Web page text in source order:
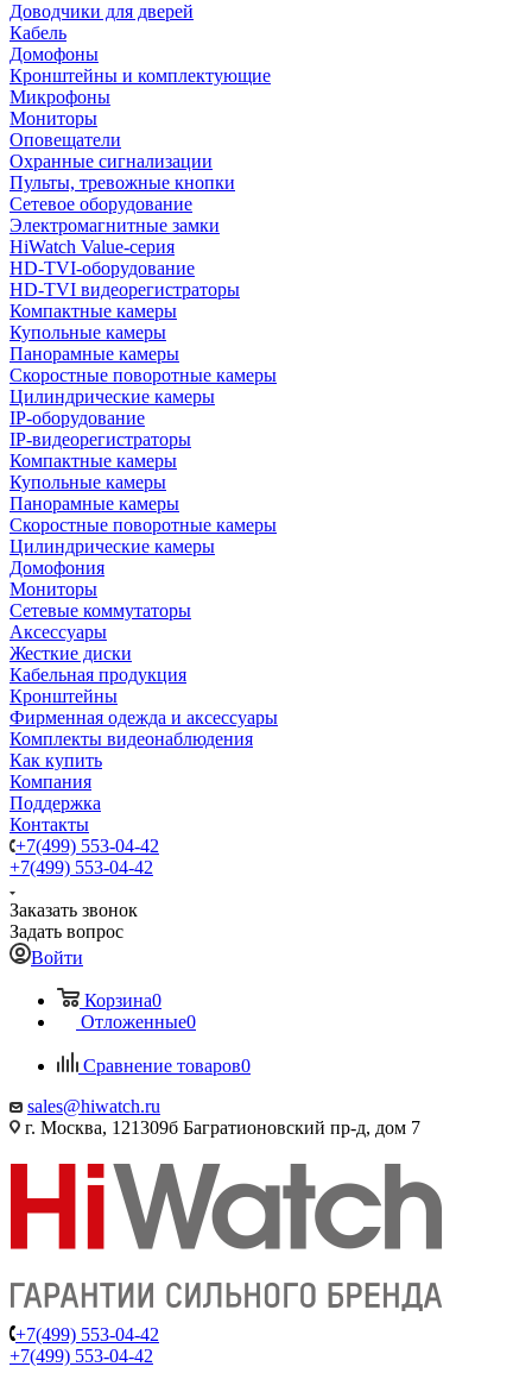
Доводчики для дверей
Кабель
Домофоны
Кронштейны и комплектующие
Микрофоны
Мониторы
Оповещатели
Охранные сигнализации
Пульты, тревожные кнопки
Сетевое оборудование
Электромагнитные замки
HiWatch Value-серия
HD-TVI-оборудование
HD-TVI видеорегистраторы
Компактные камеры
Купольные камеры
Панорамные камеры
Скоростные поворотные камеры
Цилиндрические камеры
IP-оборудование
IP-видеорегистраторы
Компактные камеры
Купольные камеры
Панорамные камеры
Скоростные поворотные камеры
Цилиндрические камеры
Домофония
Мониторы
Сетевые коммутаторы
Аксессуары
Жесткие диски
Кабельная продукция
Кронштейны
Фирменная одежда и аксессуары
Комплекты видеонаблюдения
Как купить
Компания
Поддержка
Контакты
+7(499) 553-04-42
+7(499) 553-04-42
Заказать звонок
Задать вопрос
Войти
Корзина0
Отложенные0
Сравнение товаров0
sales@hiwatch.ru
г. Москва, 121309б Багратионовский пр-д, дом 7
+7(499) 553-04-42
+7(499) 553-04-42